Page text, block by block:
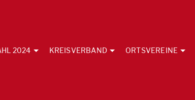
2024 KREISVERBAND ORTSVEREINE